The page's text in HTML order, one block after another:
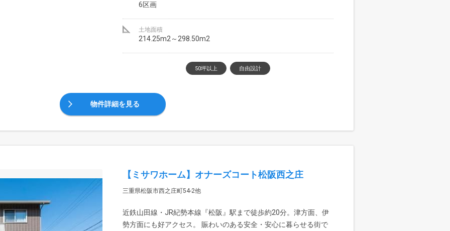
6区画
土地面積
214.25m2～298.50m2
50坪以上 自由設計
物件詳細を見る
【ミサワホーム】オナーズコート松阪西之庄
三重県松阪市西之庄町54-2他
近鉄山田線・JR紀勢本線『松阪』駅まで徒歩約20分。津方面、伊
勢方面にも好アクセス。 賑わいのある安全・安心に暮らせる街で